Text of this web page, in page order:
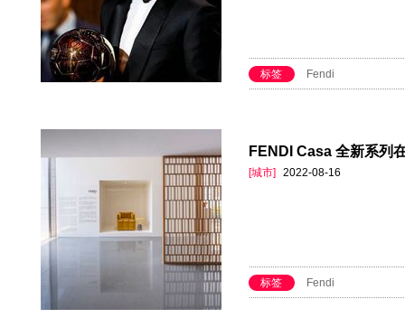
标签 Fendi
FENDI Casa 全新系列
[城市] 2022-08-16
标签 Fendi